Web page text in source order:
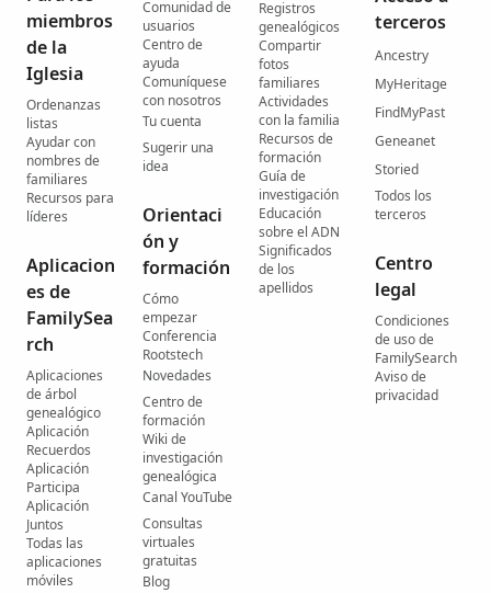
miembros
de la
Iglesia
Ordenanzas
listas
Ayudar con
nombres de
familiares
Recursos para
líderes
Aplicacion
es de
FamilySea
rch
Aplicaciones
de árbol
genealógico
Aplicación
Recuerdos
Aplicación
Participa
Aplicación
Juntos
Todas las
aplicaciones
móviles
Comunidad de
usuarios
Centro de
ayuda
Comuníquese
con nosotros
Tu cuenta
Sugerir una
idea
Orientaci
ón y
formación
Cómo
empezar
Conferencia
Rootstech
Novedades
Centro de
formación
Wiki de
investigación
genealógica
Canal YouTube
Consultas
virtuales
gratuitas
Blog
Registros
genealógicos
Compartir
fotos
familiares
Actividades
con la familia
Recursos de
formación
Guía de
investigación
Educación
sobre el ADN
Significados
de los
apellidos
terceros
Ancestry
MyHeritage
FindMyPast
Geneanet
Storied
Todos los
terceros
Centro
legal
Condiciones
de uso de
FamilySearch
Aviso de
privacidad